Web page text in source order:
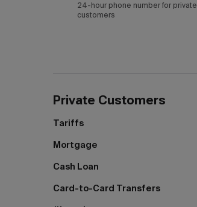
24-hour phone number for private
customers
Private Customers
Tariffs
Mortgage
Cash Loan
Card-to-Card Transfers